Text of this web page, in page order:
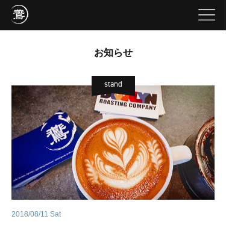
お知らせ
stand
2018/08/11 Sat